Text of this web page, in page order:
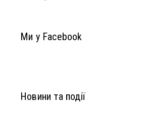
Ми у Facebook
Новини та події